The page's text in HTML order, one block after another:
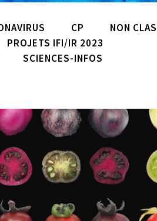
CP
NON
PROJETS IFI/IR 2023
SCIENCES-INFOS